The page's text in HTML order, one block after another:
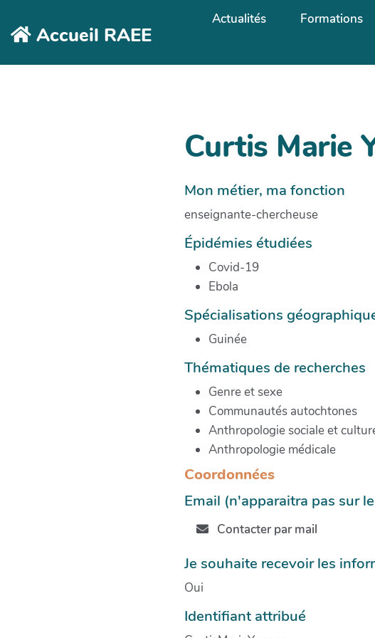
Accueil RAEE
Actualités Formations
Curtis Marie
Mon métier, ma fonction
enseignante-chercheuse
Épidémies étudiées
Covid-19
Ebola
Spécialisations
Guinée
Thématiques de recherches
Genre et sexe
Communautés autochtones
Anthropologie sociale et
Anthropologie médicale
Coordonnées
Email (n'apparaitra pas sur
Contacter par mail
Je souhaite recevoir les
Oui
Identifiant attribué